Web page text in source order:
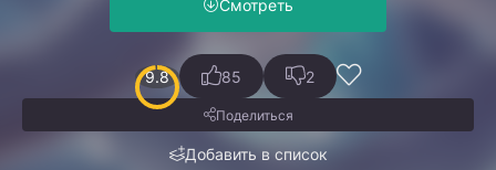
Смотреть
9.8
Добавить в список
85 2
Поделиться